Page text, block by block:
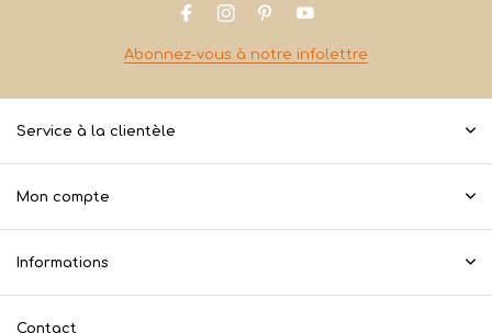
Abonnez-vous à notre infolettre
Service à la clientèle
Mon compte
Informations
Contact